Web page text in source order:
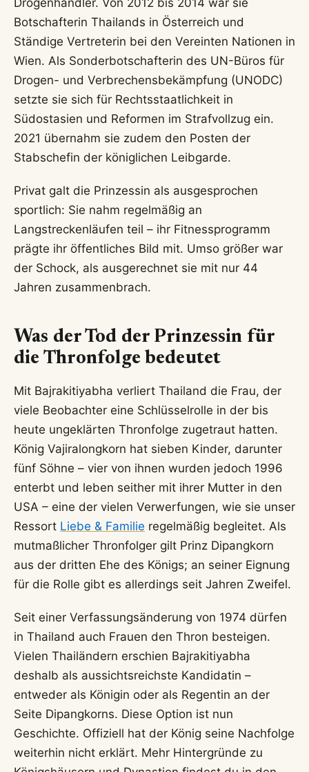
Botschafterin Thailands in Österreich und
Ständige Vertreterin bei den Vereinten Nationen in
Wien. Als Sonderbotschafterin des UN-Büros für
Drogen- und Verbrechensbekämpfung (UNODC)
setzte sie sich für Rechtsstaatlichkeit in
Südostasien und Reformen im Strafvollzug ein.
2021 übernahm sie zudem den Posten der
Stabschefin der königlichen Leibgarde.
Privat galt die Prinzessin als ausgesprochen
sportlich: Sie nahm regelmäßig an
Langstreckenläufen teil – ihr Fitnessprogramm
prägte ihr öffentliches Bild mit. Umso größer war
der Schock, als ausgerechnet sie mit nur 44
Jahren zusammenbrach.
Was der Tod der Prinzessin für
die Thronfolge bedeutet
Mit Bajrakitiyabha verliert Thailand die Frau, der
viele Beobachter eine Schlüsselrolle in der bis
heute ungeklärten Thronfolge zugetraut hatten.
König Vajiralongkorn hat sieben Kinder, darunter
fünf Söhne – vier von ihnen wurden jedoch 1996
enterbt und leben seither mit ihrer Mutter in den
USA – eine der vielen Verwerfungen, wie sie unser
Ressort Liebe & Familie regelmäßig begleitet. Als
mutmaßlicher Thronfolger gilt Prinz Dipangkorn
aus der dritten Ehe des Königs; an seiner Eignung
für die Rolle gibt es allerdings seit Jahren Zweifel.
Seit einer Verfassungsänderung von 1974 dürfen
in Thailand auch Frauen den Thron besteigen.
Vielen Thailändern erschien Bajrakitiyabha
deshalb als aussichtsreichste Kandidatin –
entweder als Königin oder als Regentin an der
Seite Dipangkorns. Diese Option ist nun
Geschichte. Offiziell hat der König seine Nachfolge
weiterhin nicht erklärt. Mehr Hintergründe zu